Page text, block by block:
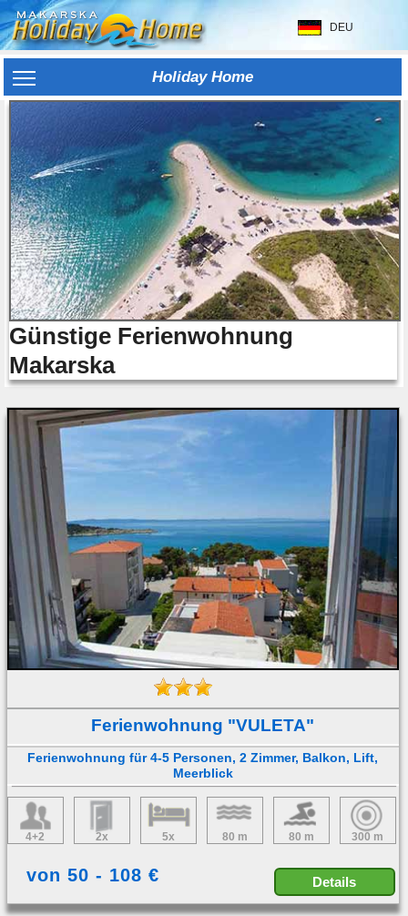
DEU
Holiday Home
Günstige Ferienwohnung
Makarska
Ferienwohnung "VULETA"
Ferienwohnung für 4-5 Personen, 2 Zimmer, Balkon, Lift,
Meerblick
4+2 2x 5x 80 m 80 m 300 m
von 50 - 108 € Details